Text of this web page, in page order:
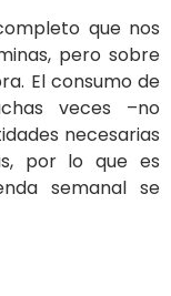
que nos
pero sobre
El consumo de
veces –no
necesarias
por lo que es
semanal se